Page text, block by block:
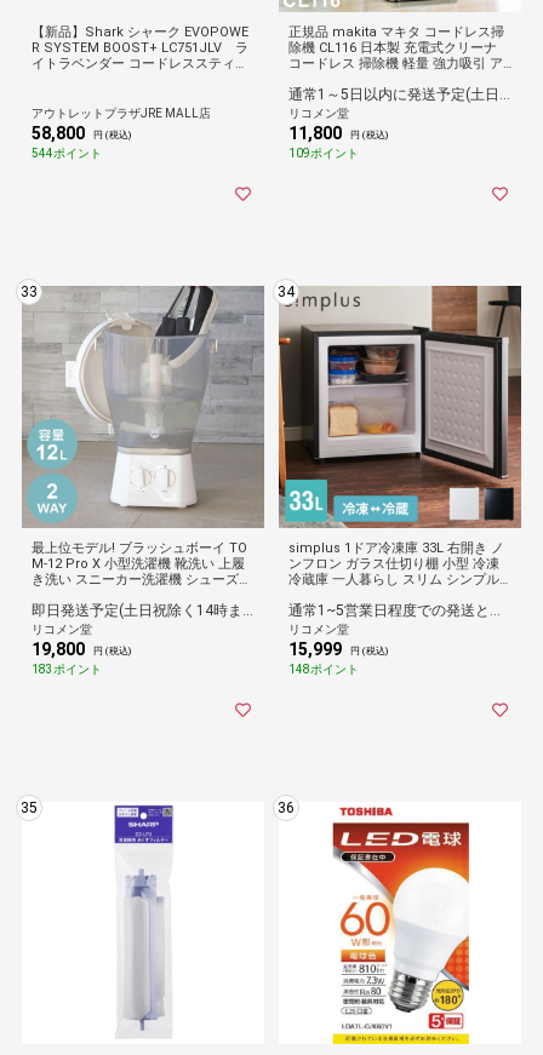
【新品】Shark シャーク EVOPOWE
R SYSTEM BOOST+ LC751JLV ラ
イトラベンダー コードレススティッ
アウトレットプラザJRE MALL店
58,800 円 (税込)
544ポイント
正規品 makita マキタ コードレス掃
除機 CL116 日本製 充電式クリーナ
コードレス 掃除機 軽量 強力吸引 ア
ー スティック ハンディ コンパクト C
L116DW【送料無料】
リコメン堂
11,800 円 (税込)
109ポイント
33
最上位モデル! ブラッシュボーイ TO
M-12 Pro X 小型洗濯機 靴洗い 上履
き洗い スニーカー洗濯機 シューズウ
ブラシ パワフル洗浄 容量12L 4点ロ
ック【送料無料】
リコメン堂
19,800 円 (税込)
183ポイント
34
simplus 1ドア冷凍庫 33L 右開き ノ
ンフロン ガラス仕切り棚 小型 冷凍
冷蔵庫 一人暮らし スリム シンプル
シンプラス【送料無料】
リコメン堂
15,999 円 (税込)
148ポイント
35 36